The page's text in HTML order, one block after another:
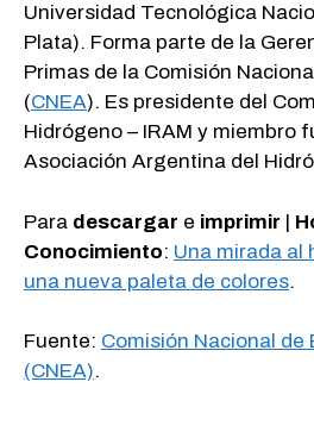
Universidad Tecnológica
Plata). Forma parte de la
Primas de la Comisión
(CNEA). Es presidente del
Hidrógeno – IRAM y miembro
Asociación Argentina del
Para descargar e imprimir |
Conocimiento: Una mirada al
una nueva paleta de colores.
Fuente: Comisión Nacional de
(CNEA).